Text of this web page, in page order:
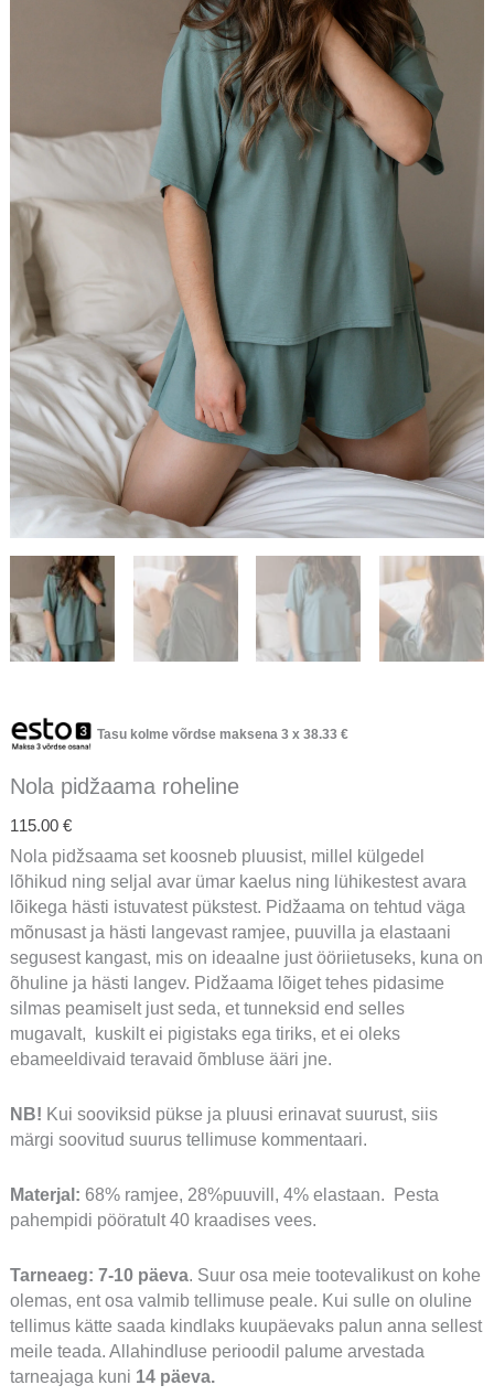
Tasu kolme võrdse maksena 3 x 38.33 €
Nola pidžaama roheline
115.00 €
Nola pidžsaama set koosneb pluusist, millel külgedel
lõhikud ning seljal avar ümar kaelus ning lühikestest avara
lõikega hästi istuvatest pükstest. Pidžaama on tehtud väga
mõnusast ja hästi langevast ramjee, puuvilla ja elastaani
segusest kangast, mis on ideaalne just ööriietuseks, kuna on
õhuline ja hästi langev. Pidžaama lõiget tehes pidasime
silmas peamiselt just seda, et tunneksid end selles
mugavalt, kuskilt ei pigistaks ega tiriks, et ei oleks
ebameeldivaid teravaid õmbluse ääri jne.
NB! Kui sooviksid pükse ja pluusi erinavat suurust, siis
märgi soovitud suurus tellimuse kommentaari.
Materjal: 68% ramjee, 28%puuvill, 4% elastaan. Pesta
pahempidi pööratult 40 kraadises vees.
Tarneaeg: 7-10 päeva. Suur osa meie tootevalikust on kohe
olemas, ent osa valmib tellimuse peale. Kui sulle on oluline
tellimus kätte saada kindlaks kuupäevaks palun anna sellest
meile teada. Allahindluse perioodil palume arvestada
tarneajaga kuni 14 päeva.